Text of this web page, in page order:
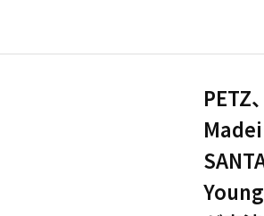
PETZ